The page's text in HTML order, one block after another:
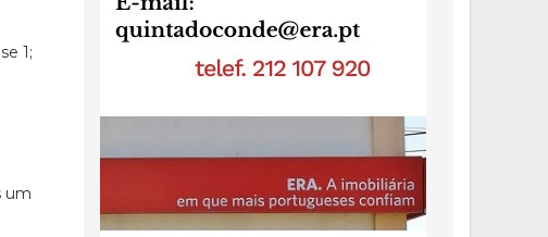
1;
um